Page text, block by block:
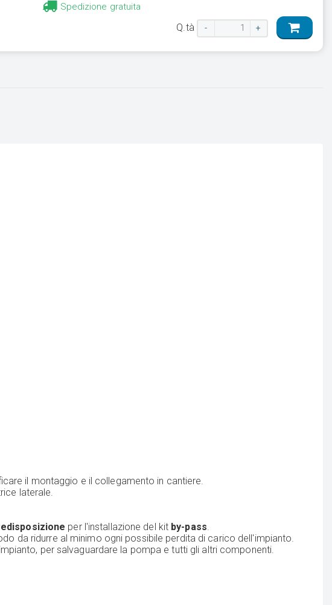
Spedizione gratuita
Q.tà - +
il montaggio e il collegamento in cantiere.
laterale.
per l'installazione del kit by-pass
da ridurre al minimo ogni possibile perdita di carico dell'impianto.
per salvaguardare la pompa e tutti gli altri componenti.